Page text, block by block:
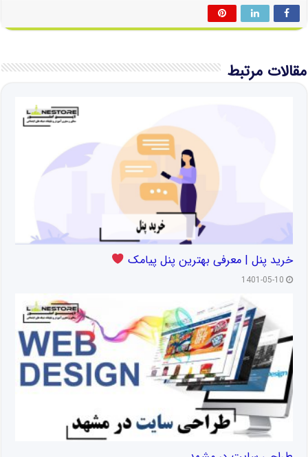
مقالات مرتبط
خرید پنل | معرفی بهترین پنل پیامک
1401-05-10